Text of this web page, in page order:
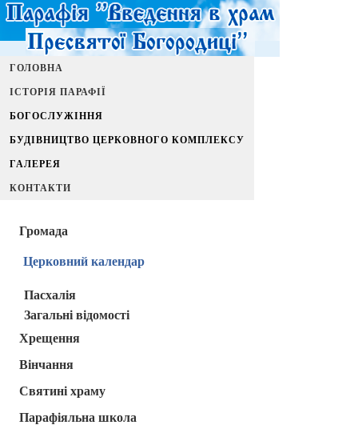
ГОЛОВНА
ІСТОРІЯ ПАРАФІЇ
БОГОСЛУЖІННЯ
БУДІВНИЦТВО ЦЕРКОВНОГО КОМПЛЕКСУ
ГАЛЕРЕЯ
КОНТАКТИ
Громада
Церковний календар
Пасхалія
Загальні відомості
Хрещення
Вінчання
Святині храму
Парафіяльна школа